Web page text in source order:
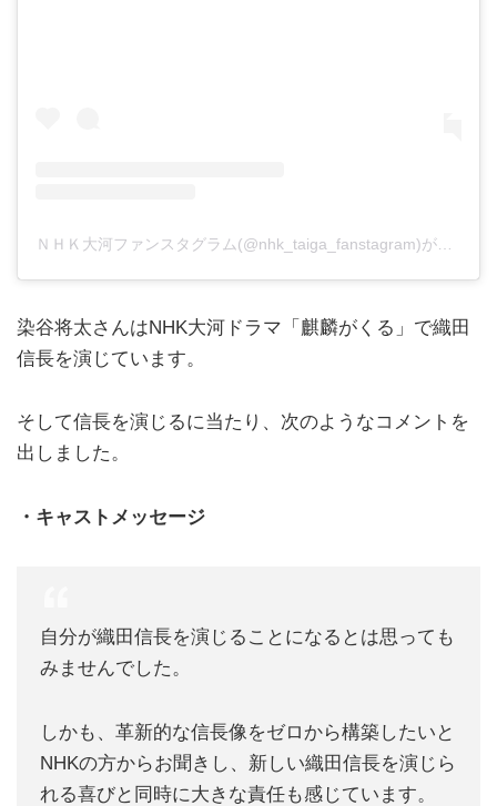
染谷将太さんはNHK大河ドラマ「麒麟がくる」で織田
信長を演じています。
そして信長を演じるに当たり、次のようなコメントを
出しました。
・キャストメッセージ
自分が織田信長を演じることになるとは思っても
みませんでした。
しかも、革新的な信長像をゼロから構築したいと
NHKの方からお聞きし、新しい織田信長を演じら
れる喜びと同時に大きな責任も感じています。